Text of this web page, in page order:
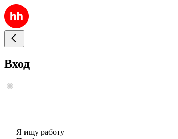
Вход
Я ищу работу